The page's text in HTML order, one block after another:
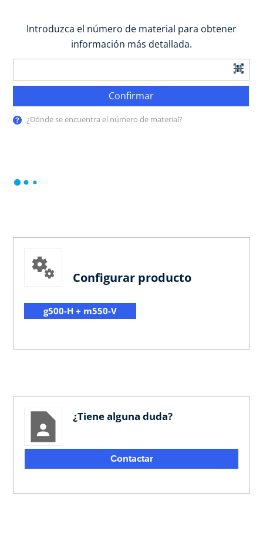
Introduzca el número de material para obtener
información más detallada.
Confirmar
¿Dónde se encuentra el número de material?
Configurar producto
g500-H + m550-V
¿Tiene alguna duda?
Contactar